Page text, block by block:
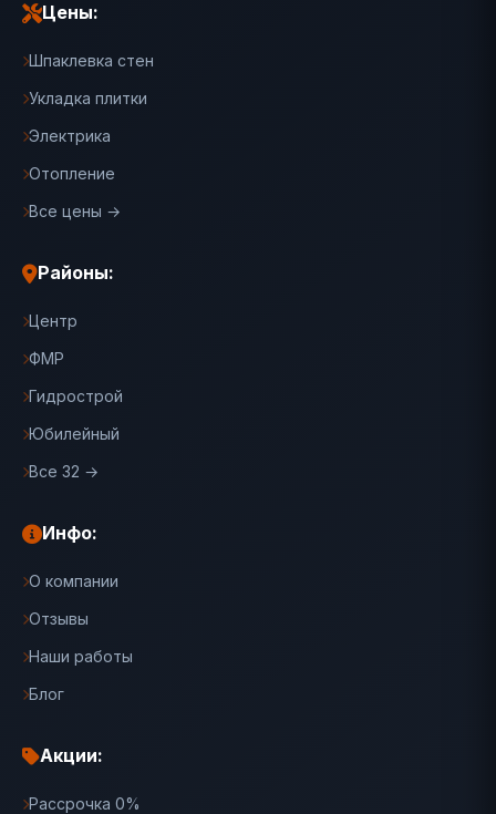
Цены:
Шпаклевка стен
Укладка плитки
Электрика
Отопление
Все цены →
Районы:
Центр
ФМР
Гидрострой
Юбилейный
Все 32 →
Инфо:
О компании
Отзывы
Наши работы
Блог
Акции:
Рассрочка 0%